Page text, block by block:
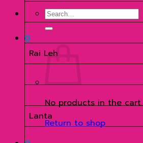
Search
for:
0
No products in the cart.
Return to shop
Rai Leh
Lanta